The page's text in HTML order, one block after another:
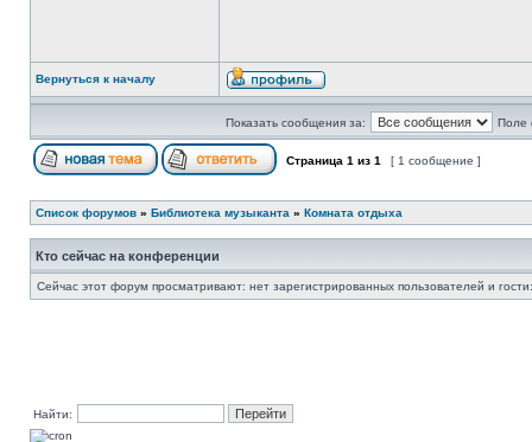
Вернуться к началу
Показать сообщения за: Поле
Страница 1 из 1 [ 1 сообщение ]
Список форумов » Библиотека музыканта » Комната отдыха
Кто сейчас на конференции
Сейчас этот форум просматривают: нет зарегистрированных пользователей и
Найти: